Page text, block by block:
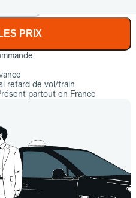
PRIX
retard de vol/train
partout en France